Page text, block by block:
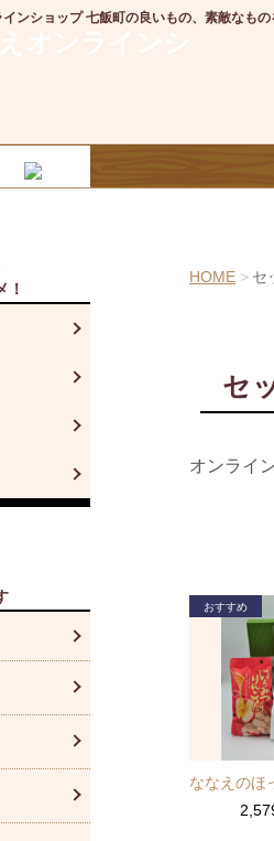
ンショップ 七飯町の良いもの、素敵なも
HOME セ
セ
オンライ
ななえのほ
！